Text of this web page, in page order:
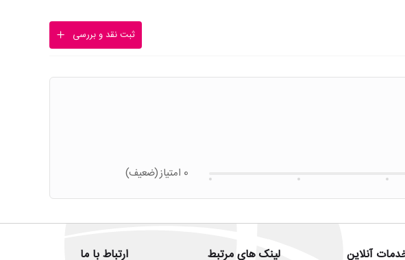
ثبت نقد و بررسی
0 امتیاز (ضعیف)
آنلاین لینک های مرتبط ارتباط با ما